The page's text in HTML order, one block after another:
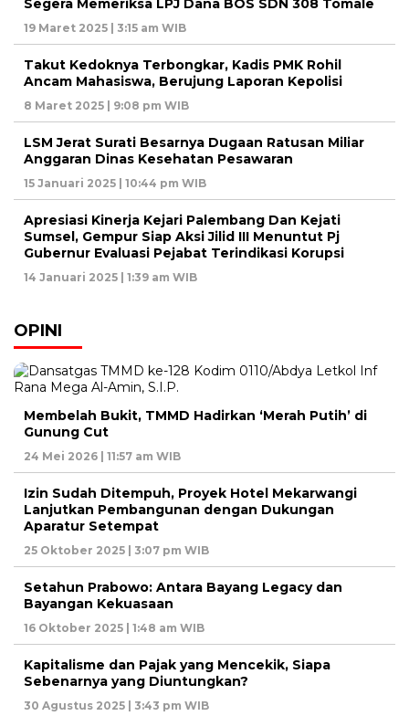
Segera Memeriksa LPJ Dana BOS SDN 308 Tomale
19 Maret 2025 | 3:15 am WIB
Takut Kedoknya Terbongkar, Kadis PMK Rohil
Ancam Mahasiswa, Berujung Laporan Kepolisi
8 Maret 2025 | 9:08 pm WIB
LSM Jerat Surati Besarnya Dugaan Ratusan Miliar
Anggaran Dinas Kesehatan Pesawaran
15 Januari 2025 | 10:44 pm WIB
Apresiasi Kinerja Kejari Palembang Dan Kejati
Sumsel, Gempur Siap Aksi Jilid III Menuntut Pj
Gubernur Evaluasi Pejabat Terindikasi Korupsi
14 Januari 2025 | 1:39 am WIB
OPINI
Membelah Bukit, TMMD Hadirkan ‘Merah Putih’ di
Gunung Cut
24 Mei 2026 | 11:57 am WIB
Izin Sudah Ditempuh, Proyek Hotel Mekarwangi
Lanjutkan Pembangunan dengan Dukungan
Aparatur Setempat
25 Oktober 2025 | 3:07 pm WIB
Setahun Prabowo: Antara Bayang Legacy dan
Bayangan Kekuasaan
16 Oktober 2025 | 1:48 am WIB
Kapitalisme dan Pajak yang Mencekik, Siapa
Sebenarnya yang Diuntungkan?
30 Agustus 2025 | 3:43 pm WIB